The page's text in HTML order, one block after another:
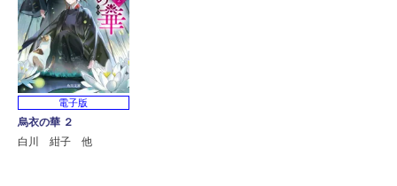
電子版
烏衣の華 ２
白川 紺子 他